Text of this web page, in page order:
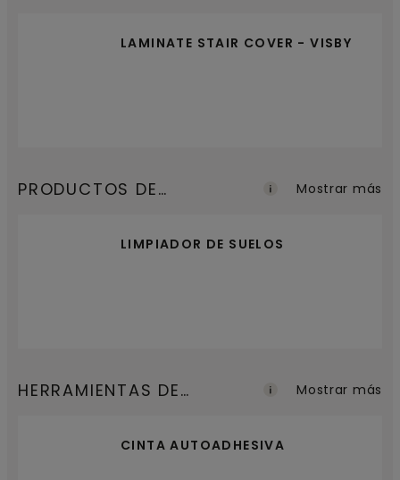
LAMINATE STAIR COVER - VISBY
PRODUCTOS DE
LIMPIADOR DE SUELOS
Mostrar más
HERRAMIENTAS DE
CINTA AUTOADHESIVA
Mostrar más